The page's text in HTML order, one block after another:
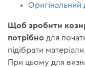
Оригінальний
Щоб зробити
потрібно для
підібрати
При цьому для